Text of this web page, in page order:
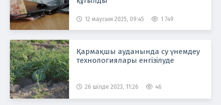
12 маусым 2025, 09:45 1 749
Қармақшы ауданында су үнемдеу
технологиялары енгізілуде
26 шілде 2023, 11:26 46